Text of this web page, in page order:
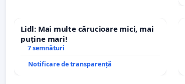
Lidl: Mai multe cărucioare mici, mai
puține mari!
7 semnături
Notificare de transparență